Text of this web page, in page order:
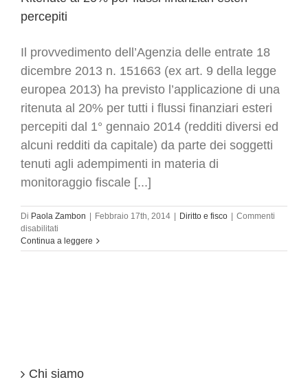
percepiti
Il provvedimento dell’Agenzia delle entrate 18
dicembre 2013 n. 151663 (ex art. 9 della legge
europea 2013) ha previsto l’applicazione di una
ritenuta al 20% per tutti i flussi finanziari esteri
percepiti dal 1° gennaio 2014 (redditi diversi ed
alcuni redditi da capitale) da parte dei soggetti
tenuti agli adempimenti in materia di
monitoraggio fiscale [...]
Di Paola Zambon Febbraio 17th, 2014 Diritto e fisco
Commenti
disabilitati
Ritenute
al
Continua a leggere
Chi siamo